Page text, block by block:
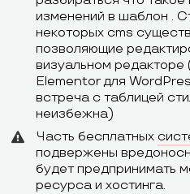
изменений в шаблон .
некоторых cms
позволяющие
визуальном редакторе
Elementor для
встреча с таблицей
неизбежна)
Часть бесплатных
подвержены
будет предпринимать
ресурса и хостинга.